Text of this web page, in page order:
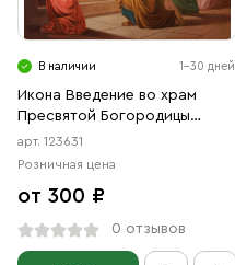
Свечи
Ювелирные изделия
В наличии 1-30 дней
Икона Введение во храм
Пресвятой Богородицы
(АРТ.00631)
арт. 123631
Розничная цена
от 300 ₽
0 отзывов